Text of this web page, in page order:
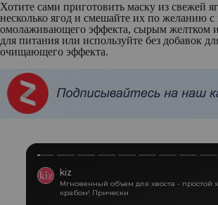
Хотите сами приготовить маску из свежей
несколько ягод и смешайте их по желанию
омолаживающего эффекта, сырым желтком
для питания или используйте без добавок
очищающего эффекта.